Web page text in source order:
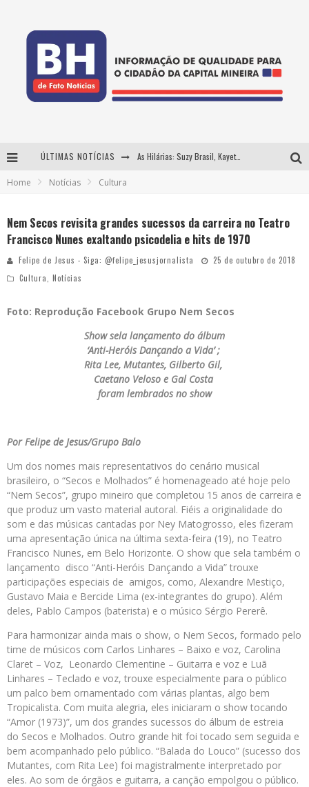
ÚLTIMAS NOTÍCIAS As Hilárias: Suzy Brasil, Kayete e Karoline Absinto retornam a Belo Horizonte para apresentação única no Teatro Sesiminas
Hot Wheels Monster Trucks Live™ confirma Belo Horizonte na turnê América do Sul 2027
Home Notícias Cultura
Nem Secos revisita grandes sucessos da carreira no Teatro
Francisco Nunes exaltando psicodelia e hits de 1970
Felipe de Jesus - Siga: @felipe_jesusjornalista
25 de outubro de 2018
Cultura
Notícias
Foto: Reprodução Facebook Grupo Nem Secos
Show sela lançamento do álbum
‘Anti-Heróis Dançando a Vida’ ;
Rita Lee, Mutantes, Gilberto Gil,
Caetano Veloso e Gal Costa
foram lembrados no show
Por Felipe de Jesus/Grupo Balo
Um dos nomes mais representativos do cenário musical
brasileiro, o “Secos e Molhados” é homenageado até hoje pelo
“Nem Secos”, grupo mineiro que completou 15 anos de carreira e
que produz um vasto material autoral. Fiéis a originalidade do
som e das músicas cantadas por Ney Matogrosso, eles fizeram
uma apresentação única na última sexta-feira (19), no Teatro
Francisco Nunes, em Belo Horizonte. O show que sela também o
lançamento disco “Anti-Heróis Dançando a Vida” trouxe
participações especiais de amigos, como, Alexandre Mestiço,
Gustavo Maia e Bercide Lima (ex-integrantes do grupo). Além
deles, Pablo Campos (baterista) e o músico Sérgio Pererê.
Para harmonizar ainda mais o show, o Nem Secos, formado pelo
time de músicos com Carlos Linhares – Baixo e voz, Carolina
Claret – Voz, Leonardo Clementine – Guitarra e voz e Luã
Linhares – Teclado e voz, trouxe especialmente para o público
um palco bem ornamentado com várias plantas, algo bem
Tropicalista. Com muita alegria, eles iniciaram o show tocando
“Amor (1973)”, um dos grandes sucessos do álbum de estreia
do Secos e Molhados. Outro grande hit foi tocado sem seguida e
bem acompanhado pelo público. “Balada do Louco” (sucesso dos
Mutantes, com Rita Lee) foi magistralmente interpretado por
eles. Ao som de órgãos e guitarra, a canção empolgou o público.